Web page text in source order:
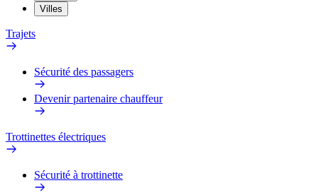
Villes
Trajets
Sécurité des passagers
Devenir partenaire chauffeur
Trottinettes électriques
Sécurité à trottinette